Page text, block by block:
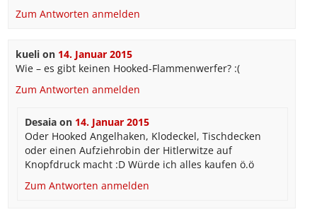
Zum Antworten anmelden
kuelion 14. Januar 2015
Wie – es gibt keinen Hooked-Flammenwerfer? :(
Zum Antworten anmelden
Desaia on 14. Januar 2015
Oder Hooked Angelhaken, Klodeckel, Tischdecken
oder einen Aufziehrobin der Hitlerwitze auf
Knopfdruck macht :D Würde ich alles kaufen ö.ö
Zum Antworten anmelden